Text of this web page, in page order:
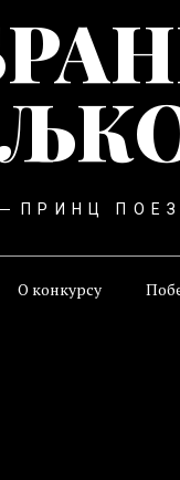
ПРИНЦ
О конкурсу